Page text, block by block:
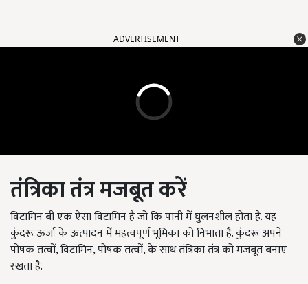
ADVERTISEMENT
तंत्रिका तंत्र मजबूत करें
विटामिन बी एक ऐसा विटामिन है जो कि पानी में घुलनशील होता है. यह
कुंदरू ऊर्जा के ऊत्पादन में महत्वपूर्ण भूमिका को निभाता है. कुंदरू अपने
पोषक तत्वों, विटामिन, पोषक तत्वों, के साथ तंत्रिका तंत्र को मजबूत बनाए
रखता है.